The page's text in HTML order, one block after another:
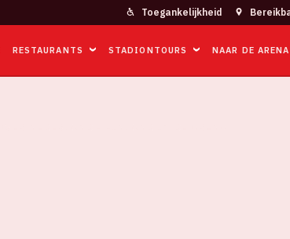
Toegankelijkheid
RESTAURANTS STADIONTOURS NAAR DE ARENA